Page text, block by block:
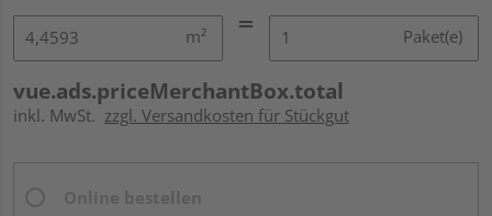
m² Paket(e)
vue.ads.priceMerchantBox.total
inkl. MwSt. zzgl. Versandkosten für Stückgut